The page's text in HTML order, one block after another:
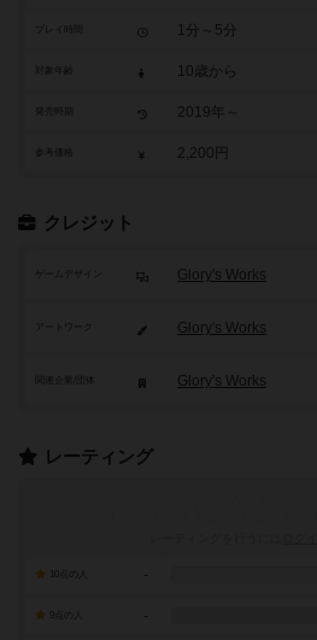
1分～5分
10歳から
2019年～
参考価格 2,200円
クレジット
ゲームデザイン Glory's Works
アートワーク Glory's Works
Glory's Works
レーティング
-
-